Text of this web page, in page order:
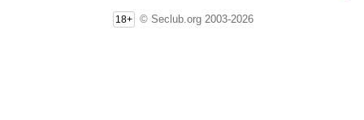
18+ © Seclub.org 2003-2026